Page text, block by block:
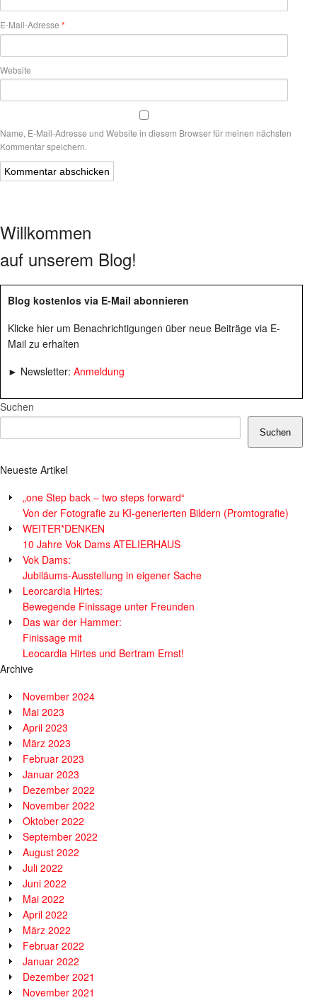
E-Mail-Adresse *
Website
Name, E-Mail-Adresse und Website in diesem Browser für meinen nächsten
Kommentar speichern.
Willkommen
auf unserem Blog!
Blog kostenlos via E-Mail abonnieren
Klicke hier um Benachrichtigungen über neue Beiträge via E-
Mail zu erhalten
► Newsletter: Anmeldung
Suchen
Suchen
Neueste Artikel
„one Step back – two steps forward“
Von der Fotografie zu KI-generierten Bildern (Promtografie)
WEITER*DENKEN
10 Jahre Vok Dams ATELIERHAUS
Vok Dams:
Jubiläums-Ausstellung in eigener Sache
Leorcardia Hirtes:
Bewegende Finissage unter Freunden
Das war der Hammer:
Finissage mit
Leocardia Hirtes und Bertram Ernst!
Archive
November 2024
Mai 2023
April 2023
März 2023
Februar 2023
Januar 2023
Dezember 2022
November 2022
Oktober 2022
September 2022
August 2022
Juli 2022
Juni 2022
Mai 2022
April 2022
März 2022
Februar 2022
Januar 2022
Dezember 2021
November 2021